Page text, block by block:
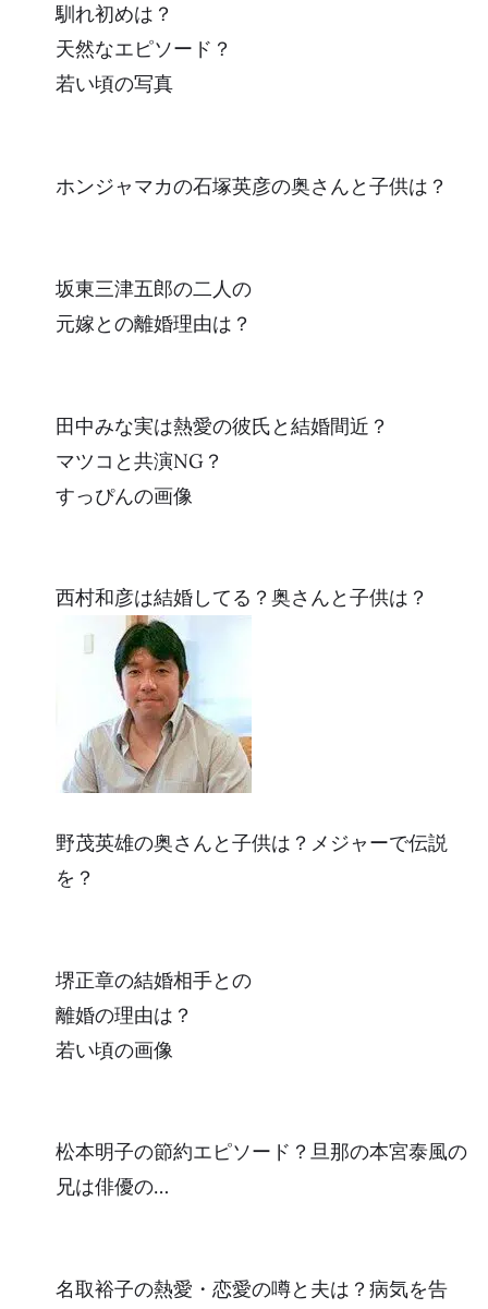
馴れ初めは？
天然なエピソード？
若い頃の写真
ホンジャマカの石塚英彦の奥さんと子供は？
坂東三津五郎の二人の
元嫁との離婚理由は？
田中みな実は熱愛の彼氏と結婚間近？
マツコと共演NG？
すっぴんの画像
西村和彦は結婚してる？奥さんと子供は？
野茂英雄の奥さんと子供は？メジャーで伝説
を？
堺正章の結婚相手との
離婚の理由は？
若い頃の画像
松本明子の節約エピソード？旦那の本宮泰風の
兄は俳優の…
名取裕子の熱愛・恋愛の噂と夫は？病気を告